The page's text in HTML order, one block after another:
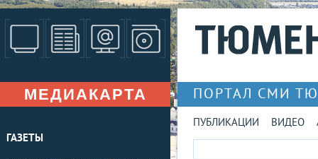
МЕДИАКАРТА
ГАЗЕТЫ
ПОРТАЛ СМИ
ПУБЛИКАЦИИ ВИДЕО